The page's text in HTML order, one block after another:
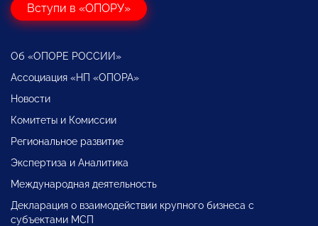
Вступи в «ОПОРУ»
Об «ОПОРЕ РОССИИ»
Ассоциация «НП «ОПОРА»
Новости
Комитеты и Комиссии
Региональное развитие
Экспертиза и Аналитика
Международная деятельность
Декларация о взаимодействии крупного бизнеса с
субъектами МСП